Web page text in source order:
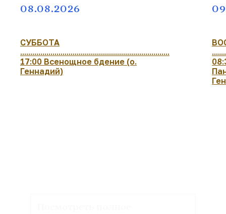
08.08.2026
СУББОТА
..........................................................................
17:00 Всенощное бдение (о.
Геннадий)